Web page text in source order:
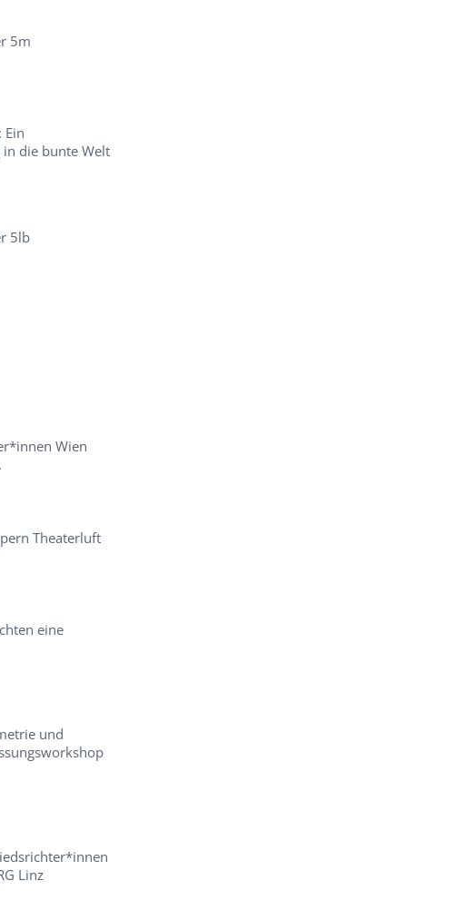
5m
Ein
in die bunte Welt
5lb
Wien
Theaterluft
eine
und
Linz